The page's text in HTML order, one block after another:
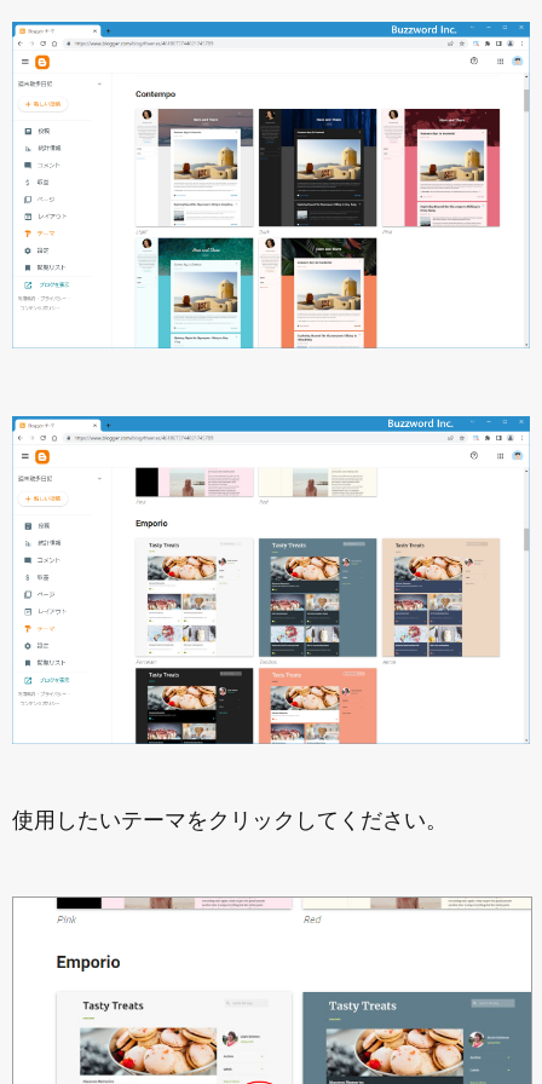
使用したいテーマをクリックしてください。